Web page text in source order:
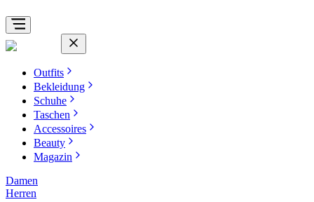
Outfits
Bekleidung
Schuhe
Taschen
Accessoires
Beauty
Magazin
Damen
Herren